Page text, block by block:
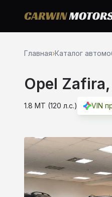
Главная›Каталог
Opel
1.8 MT (120 л.с.) VIN